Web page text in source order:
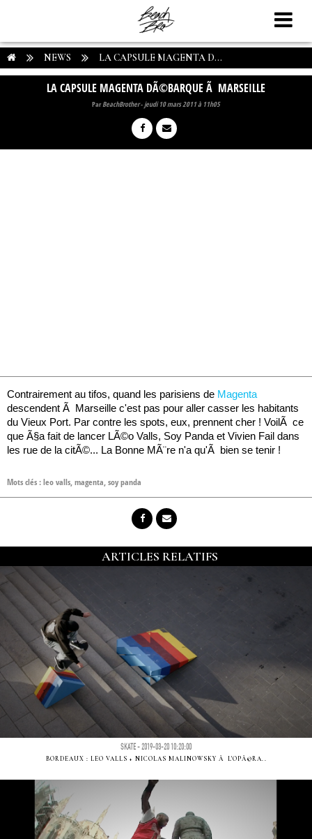
NEWS LA CAPSULE MAGENTA D...
LA CAPSULE MAGENTA DÃ©BARQUE Ã MARSEILLE
ParBeachBrother-jeudi 10 mars 2011 à 11h05
Contrairement au tifos, quand les parisiens de Magenta
descendent Ã Marseille c'est pas pour aller casser les habitants
du Vieux Port. Par contre les spots, eux, prennent cher ! VoilÃ ce
que Ã§a fait de lancer LÃ©o Valls, Soy Panda et Vivien Fail dans
les rue de la citÃ©... La Bonne MÃ¨re n'a qu'Ã bien se tenir !
Mots clés :leo valls,magenta,soy panda
ARTICLES RELATIFS
SKATE - 2019-03-20 10:20:00
BORDEAUX : LEO VALLS + NICOLAS MALINOWSKY Ã L'OPÃ©RA..